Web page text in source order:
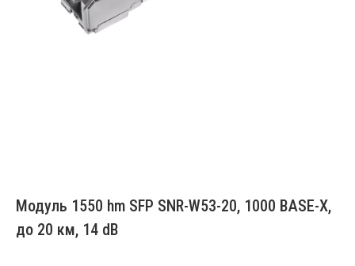
Модуль 1550 hm SFP SNR-W53-20, 1000 BASE-X,
до 20 км, 14 dB